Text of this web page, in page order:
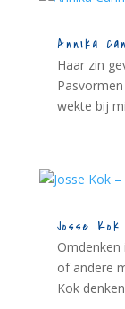
Annika
Haar zin
wekte bij
Josse
of andere
Kok